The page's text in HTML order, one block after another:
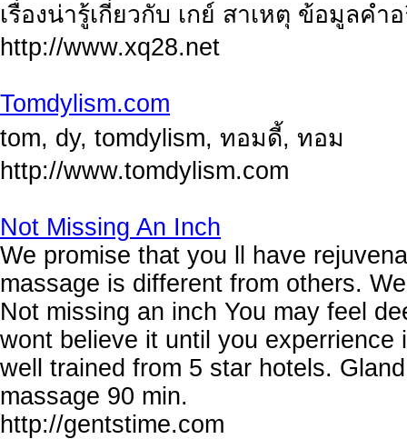
เรื่องน่ารู้เกี่ยวกับ เกย์ สาเหตุ ข้อมูลค
http://www.xq28.net
Tomdylism.com
tom, dy, tomdylism, ทอมดี้, ทอม
http://www.tomdylism.com
Not Missing An Inch
We promise that you ll have
massage is different from others.
Not missing an inch You may feel
wont believe it until you
well trained from 5 star hotels.
massage 90 min.
http://gentstime.com